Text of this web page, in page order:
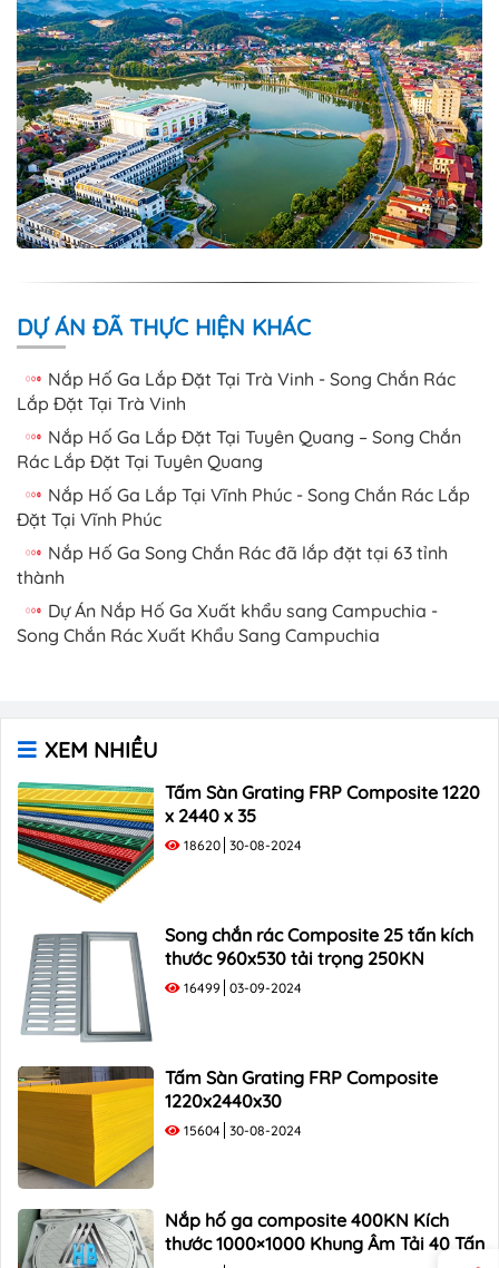
DỰ ÁN ĐÃ THỰC HIỆN KHÁC
Nắp Hố Ga Lắp Đặt Tại Trà Vinh - Song Chắn Rác
Lắp Đặt Tại Trà Vinh
Nắp Hố Ga Lắp Đặt Tại Tuyên Quang – Song Chắn
Rác Lắp Đặt Tại Tuyên Quang
Nắp Hố Ga Lắp Tại Vĩnh Phúc - Song Chắn Rác Lắp
Đặt Tại Vĩnh Phúc
Nắp Hố Ga Song Chắn Rác đã lắp đặt tại 63 tỉnh
thành
Dự Án Nắp Hố Ga Xuất khẩu sang Campuchia -
Song Chắn Rác Xuất Khẩu Sang Campuchia
XEM NHIỀU
Tấm Sàn Grating FRP Composite 1220
x 2440 x 35
18620 30-08-2024
Song chắn rác Composite 25 tấn kích
thước 960x530 tải trọng 250KN
16499 03-09-2024
Tấm Sàn Grating FRP Composite
1220x2440x30
15604 30-08-2024
Nắp hố ga composite 400KN Kích
thước 1000×1000 Khung Âm Tải 40 Tấn